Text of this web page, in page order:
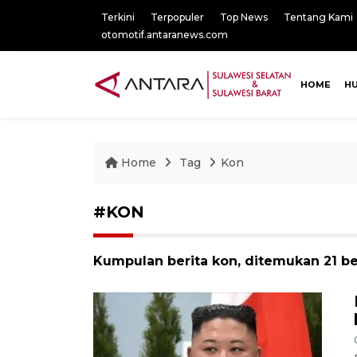
Terkini Terpopuler Top News
Tentang Kami
otomotif.antaranews.com
HOME
Home Tag Kon
#KON
Kumpulan berita kon, ditemukan 21